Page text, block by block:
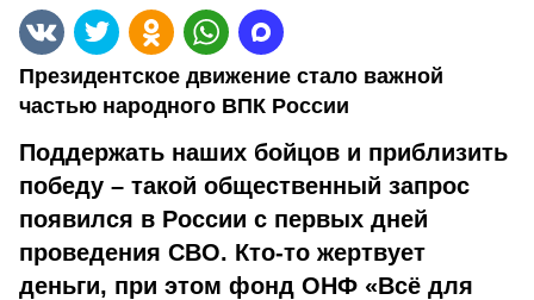
Президентское движение стало важной
частью народного ВПК России
Поддержать наших бойцов и приблизить
победу – такой общественный запрос
появился в России с первых дней
проведения СВО. Кто-то жертвует
деньги, при этом фонд ОНФ «Всё для